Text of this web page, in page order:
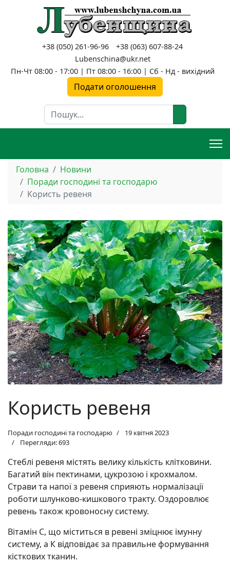
+38 (050) 261-96-96
+38 (063) 607-88-24
Lubenschina@ukr.net
Пн-Чт 08:00 - 17:00 | Пт 08:00 - 16:00 | Сб - Нд - вихідний
Подати оголошення
Пошук
Головна
Новини
Поради господині та господарю
Користь ревеня
Користь ревеня
Поради господині та господарю
19 квітня 2023
Перегляди: 693
Стеблі ревеня містять велику кількість клітковини.
Багатий він пектинами, цукрозою і крохмалом.
Страви та напої з ревеня сприяють нормалізації
роботи шлунково-кишкового тракту. Оздоровлює
ревень також кровоносну систему.
Вітамін С, що міститься в ревені зміцнює імунну
систему, а К відповідає за правильне формування
кісткових тканин.